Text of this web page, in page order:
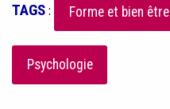
TAGS: Forme et bien être
Psychologie